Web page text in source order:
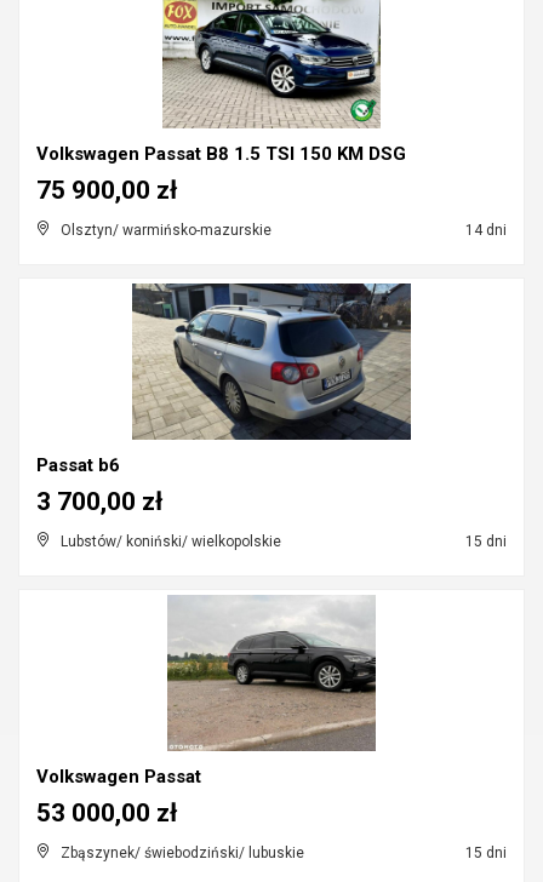
Volkswagen Passat B8 1.5 TSI 150 KM DSG
Olsztyn/ warmińsko-mazurskie 14 dni
75 900,00 zł
Passat b6
Lubstów/ koniński/ wielkopolskie 15 dni
3 700,00 zł
Volkswagen Passat
Zbąszynek/ świebodziński/ lubuskie 15 dni
53 000,00 zł